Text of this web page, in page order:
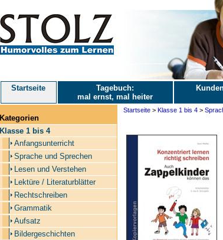
Startseite
Tagebuch:
mal ernst, mal heiter
Kategorien
Klasse 1 bis 4
Anfangsunterricht
Sprache und Sprechen
Lesen und Verstehen
Lektüre / Literaturblätter
Rechtschreiben
Grammatik
Aufsatz
Bildergeschichten
Startseite> Klasse 1 bis 4>